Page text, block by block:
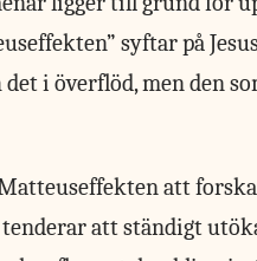
syftar på
det i överflöd, men den
att
att ständigt